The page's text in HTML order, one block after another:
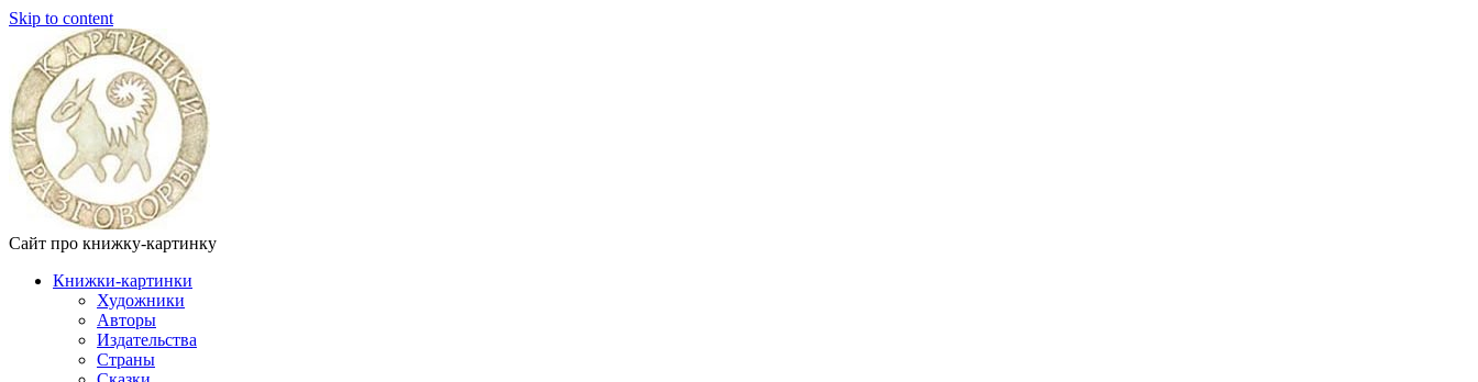
Skip to content
Сайт про книжку-картинку
Книжки-картинки
Художники
Авторы
Издательства
Страны